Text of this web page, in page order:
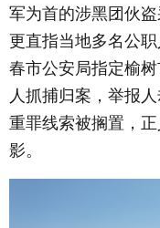
军为首的涉黑团伙
更直指当地多名公
春市公安局指定榆
人抓捕归案，举报
重罪线索被搁置，
影。